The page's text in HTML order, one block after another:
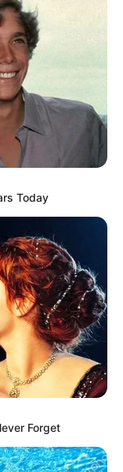
cumplió los
para la
de horario":
en
disminuyeron
Daniel Soto
y la incautación
en pólvora,
la primer
de diciembre en
Today
Forget